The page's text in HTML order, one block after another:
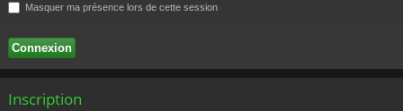
Masquer ma présence lors de cette session
Inscription